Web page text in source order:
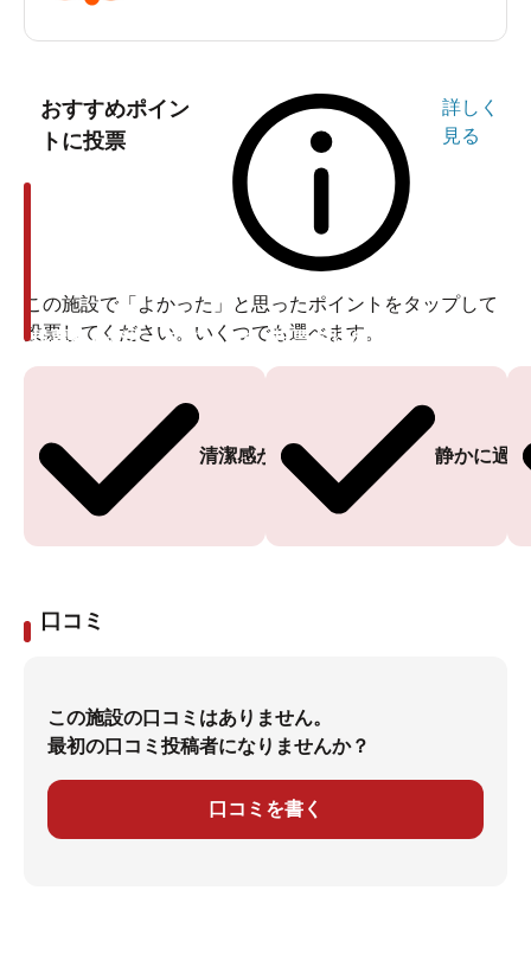
おすすめポイン
トに投票
詳しく
見る
この施設で「よかった」と思ったポイントをタップして
投票してください。いくつでも選べます。
清潔感がある
投票ありがとうございます
静かに過
投票ありがとうございます
口コミ
この施設の口コミはありません。
最初の口コミ投稿者になりませんか？
口コミを書く